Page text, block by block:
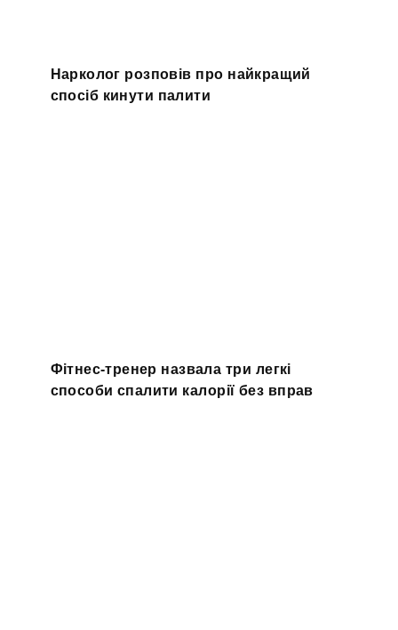
Нарколог розповів про найкращий
спосіб кинути палити
Фітнес-тренер назвала три легкі
способи спалити калорії без вправ